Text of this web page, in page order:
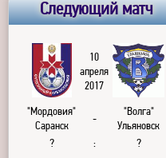
Следующий матч
10
апреля
2017
"Мордовия"
Саранск
-
"Волга"
Ульяновск
?
: ?